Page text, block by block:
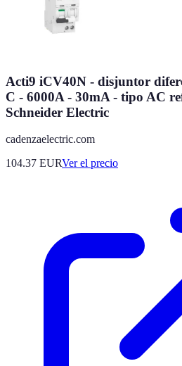
Acti9 iCV40N - disjuntor
C - 6000A - 30mA - tipo AC
Schneider Electric
cadenzaelectric.com
104.37 EURVer el precio